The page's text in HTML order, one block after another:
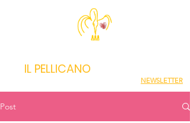
IL PELLICANO
NEWSLETTER
Post